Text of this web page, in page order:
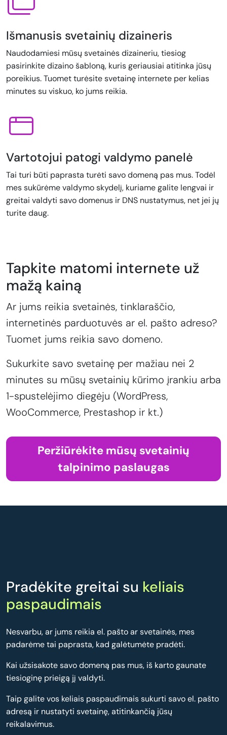
Išmanusis svetainių dizaineris
Naudodamiesi mūsų svetainės dizaineriu, tiesiog
pasirinkite dizaino šabloną, kuris geriausiai atitinka jūsų
poreikius. Tuomet turėsite svetainę internete per kelias
minutes su viskuo, ko jums reikia.
Vartotojui patogi valdymo panelė
Tai turi būti paprasta turėti savo domeną pas mus. Todėl
mes sukūrėme valdymo skydelį, kuriame galite lengvai ir
greitai valdyti savo domenus ir DNS nustatymus, net jei jų
turite daug.
Tapkite matomi internete už
mažą kainą
Ar jums reikia svetainės, tinklaraščio,
internetinės parduotuvės ar el. pašto adreso?
Tuomet jums reikia savo domeno.
Sukurkite savo svetainę per mažiau nei 2
minutes su mūsų svetainių kūrimo įrankiu arba
1-spustelėjimo diegėju (WordPress,
WooCommerce, Prestashop ir kt.)
Peržiūrėkite mūsų svetainių
talpinimo paslaugas
Pradėkite greitai su keliais
paspaudimais
Nesvarbu, ar jums reikia el. pašto ar svetainės, mes
padarėme tai paprasta, kad galėtumėte pradėti.
Kai užsisakote savo domeną pas mus, iš karto gaunate
tiesioginę prieigą jį valdyti.
Taip galite vos keliais paspaudimais sukurti savo el. pašto
adresą ir nustatyti svetainę, atitinkančią jūsų
reikalavimus.